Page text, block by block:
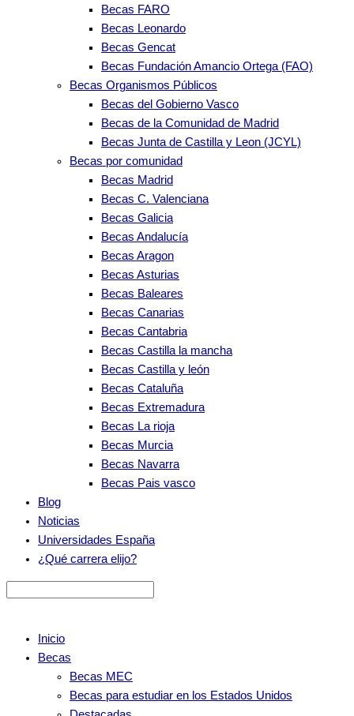
Becas FARO
Becas Leonardo
Becas Gencat
Becas Fundación Amancio Ortega (FAO)
Becas Organismos Públicos
Becas del Gobierno Vasco
Becas de la Comunidad de Madrid
Becas Junta de Castilla y Leon (JCYL)
Becas por comunidad
Becas Madrid
Becas C. Valenciana
Becas Galicia
Becas Andalucía
Becas Aragon
Becas Asturias
Becas Baleares
Becas Canarias
Becas Cantabria
Becas Castilla la mancha
Becas Castilla y león
Becas Cataluña
Becas Extremadura
Becas La rioja
Becas Murcia
Becas Navarra
Becas Pais vasco
Blog
Noticias
Universidades España
¿Qué carrera elijo?
Inicio
Becas
Becas MEC
Becas para estudiar en los Estados Unidos